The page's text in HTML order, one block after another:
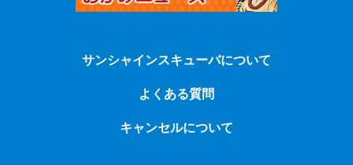
サンシャインスキューバについて
よくある質問
キャンセルについて